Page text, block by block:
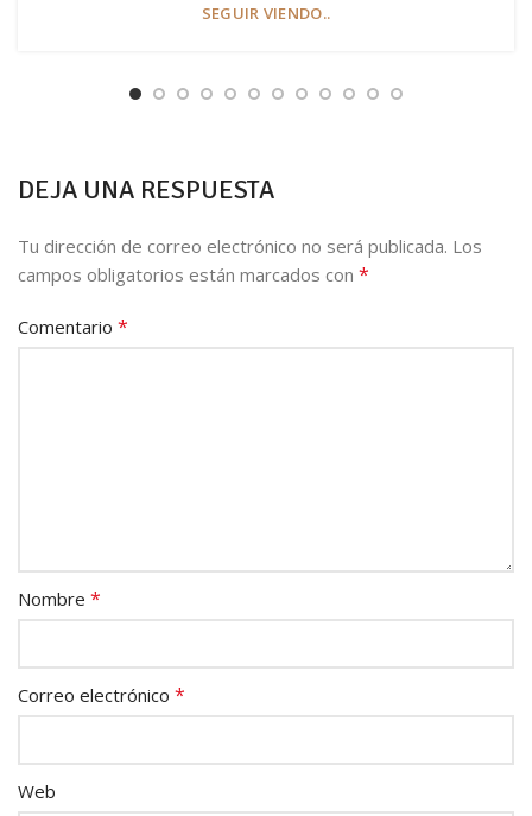
SEGUIR VIENDO..
DEJA UNA RESPUESTA
Tu dirección de correo electrónico no será publicada. Los
campos obligatorios están marcados con *
Comentario *
Nombre *
Correo electrónico *
Web